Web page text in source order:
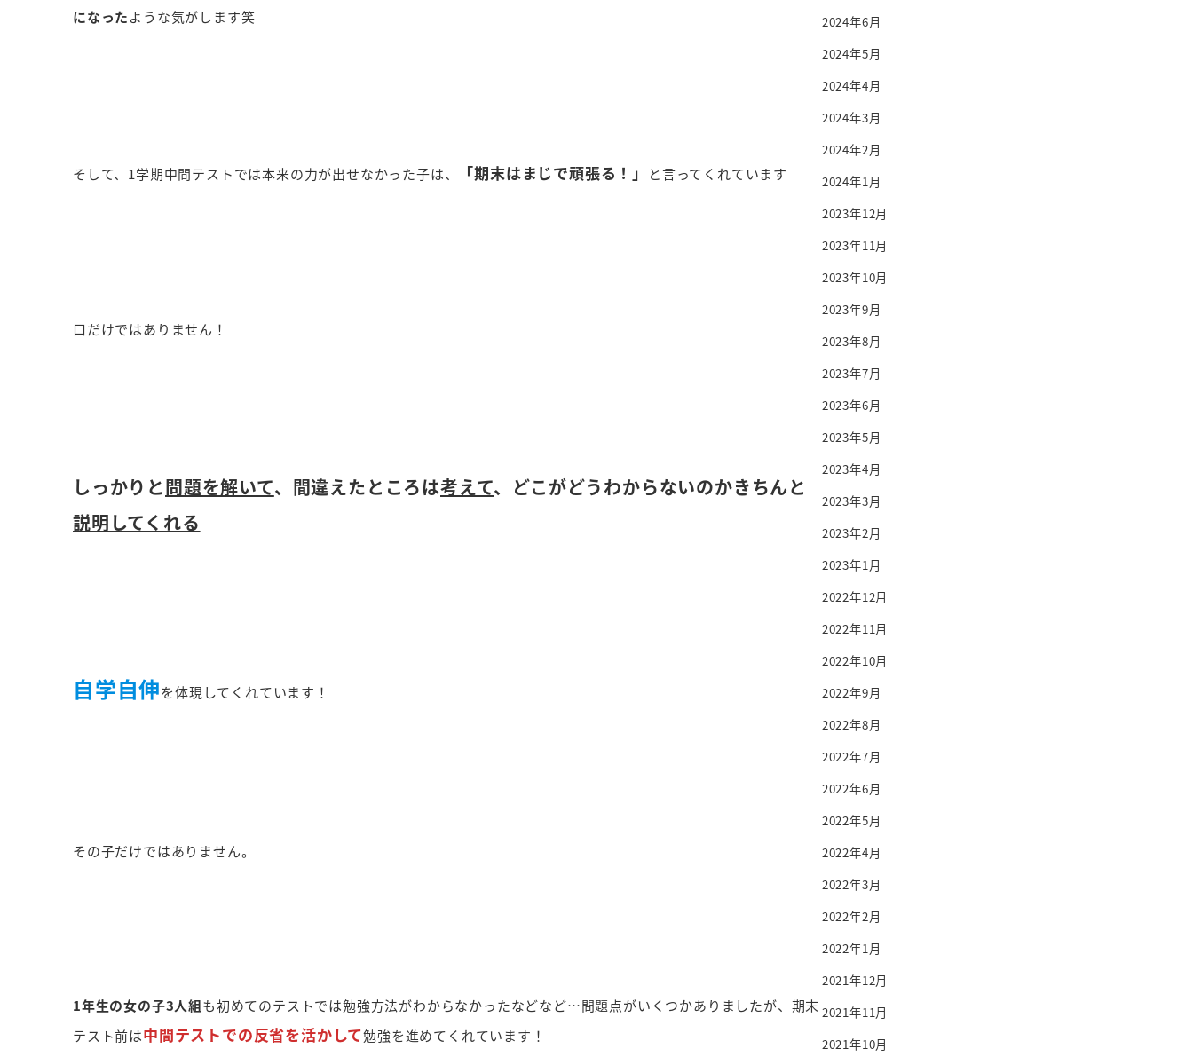
になったような気がします笑
そして、1学期中間テストでは本来の力が出せなかった子は、 「期末はまじで頑張る！」 と言ってくれています
口だけではありません！
しっかりと問題を解いて、間違えたところは考えて、どこがどうわからないのかきちんと
説明してくれる
自学自伸を体現してくれています！
その子だけではありません。
1年生の女の子3人組も初めてのテストでは勉強方法がわからなかったなどなど…問題点がいくつかありましたが、期末
テスト前は中間テストでの反省を活かして勉強を進めてくれています！
2024年6月
2024年5月
2024年4月
2024年3月
2024年2月
2024年1月
2023年12月
2023年11月
2023年10月
2023年9月
2023年8月
2023年7月
2023年6月
2023年5月
2023年4月
2023年3月
2023年2月
2023年1月
2022年12月
2022年11月
2022年10月
2022年9月
2022年8月
2022年7月
2022年6月
2022年5月
2022年4月
2022年3月
2022年2月
2022年1月
2021年12月
2021年11月
2021年10月